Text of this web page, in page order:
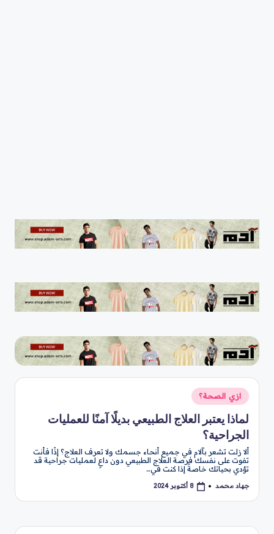
نُشر
فيازي الصحة؟
لماذا يعتبر العلاج الطبيعي بديلًا آمنًا للعمليات
الجراحية؟
ألا زلت تشعر بآلام في جميع أنحاء جسمك ولا تعرف العلاج؟ إذًا فأنت
تفوت على نفسك فرصة العلاج الطبيعي دون داعٍ لعمليات جراحية قد
تؤدي بحياتك خاصةً إذا كنت في…
تمّ
بواسطة
جهاد محمد 8 أكتوبر 2024